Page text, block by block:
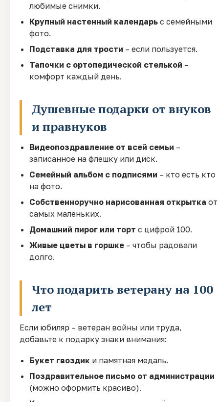
любимые снимки.
Крупный настенный календарь с семейными
фото.
Подставка для трости – если пользуется.
Тапочки с ортопедической стелькой –
комфорт каждый день.
Душевные подарки от внуков
и правнуков
Видеопоздравление от всей семьи –
записанное на флешку или диск.
Семейный альбом с подписями – кто есть кто
на фото.
Собственноручно нарисованная открытка от
самых маленьких.
Домашний пирог или торт с цифрой 100.
Живые цветы в горшке – чтобы радовали
долго.
Что подарить ветерану на 100
лет
Если юбиляр – ветеран войны или труда,
добавьте к подарку знаки внимания:
Букет гвоздик и памятная медаль.
Поздравительное письмо от администрации
(можно оформить красиво).